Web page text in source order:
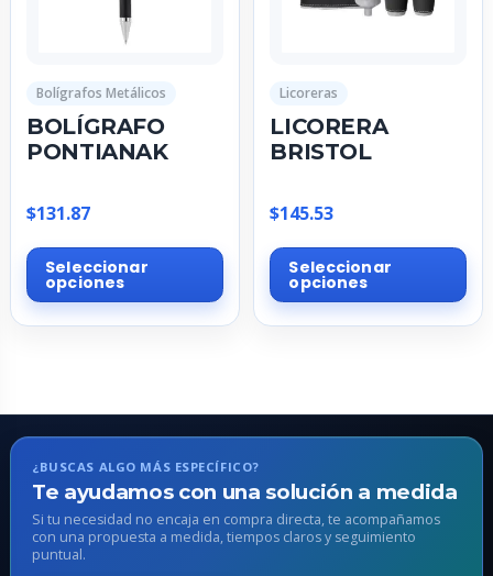
Bolígrafos Metálicos
BOLÍGRAFO
PONTIANAK
$131.87
Seleccionar
opciones
Este
producto
múltiples
opciones
se
pueden
elegir
en
la
Licoreras
LICORERA
BRISTOL
$145.53
Seleccionar
opciones
se
¿BUSCAS ALGO MÁS ESPECÍFICO?
Te ayudamos con una solución a medida
Si tu necesidad no encaja en compra directa, te acompañamos
con una propuesta a medida, tiempos claros y seguimiento
puntual.